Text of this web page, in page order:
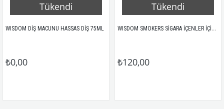
Tükendi
WISDOM DİŞ MACUNU HASSAS DİŞ 75ML
₺0,00
Tükendi
WISDOM SMOKERS SİGARA İÇENLER İÇİN DİŞ MACUNU İ 50ML
₺120,00